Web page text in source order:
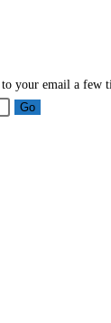
your email a few
Go